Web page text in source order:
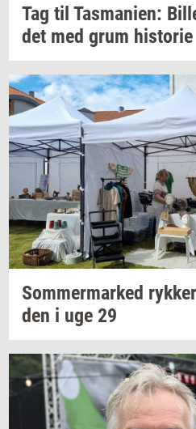
Tag til Tas­ma­ni­en:
det med grum hi­sto­rie
Som­mer­mar­ked ryk­ker
den i uge 29